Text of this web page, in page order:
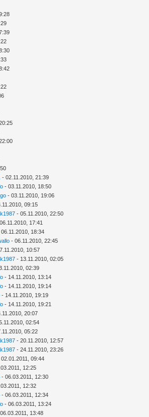
- 02.11.2010, 21:39
- 03.11.2010, 18:50
- 03.11.2010, 19:06
09:15
- 05.11.2010, 22:50
17:41
18:34
- 06.11.2010, 22:45
10:57
- 13.11.2010, 02:05
02:39
- 14.11.2010, 13:14
- 14.11.2010, 19:14
- 14.11.2010, 19:19
- 14.11.2010, 19:21
20:07
02:54
05:22
- 20.11.2010, 12:57
- 24.11.2010, 23:26
09:44
12:25
- 06.03.2011, 12:30
12:32
- 06.03.2011, 12:34
- 06.03.2011, 13:24
13:48